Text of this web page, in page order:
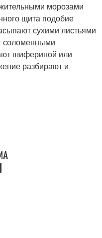
морозами
щита подобие
сухими листьями
соломенными
шифериной или
разбирают и